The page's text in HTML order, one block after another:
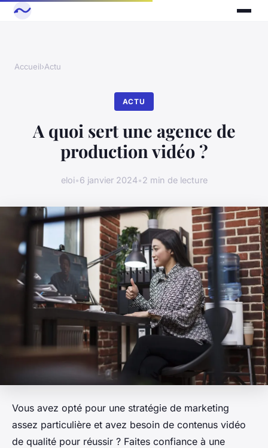
Accueil›Actu
ACTU
A quoi sert une agence de
production vidéo ?
eloi•6 janvier 2024•2 min de lecture
Vous avez opté pour une stratégie de marketing
assez particulière et avez besoin de contenus vidéo
de qualité pour réussir ? Faites confiance à une